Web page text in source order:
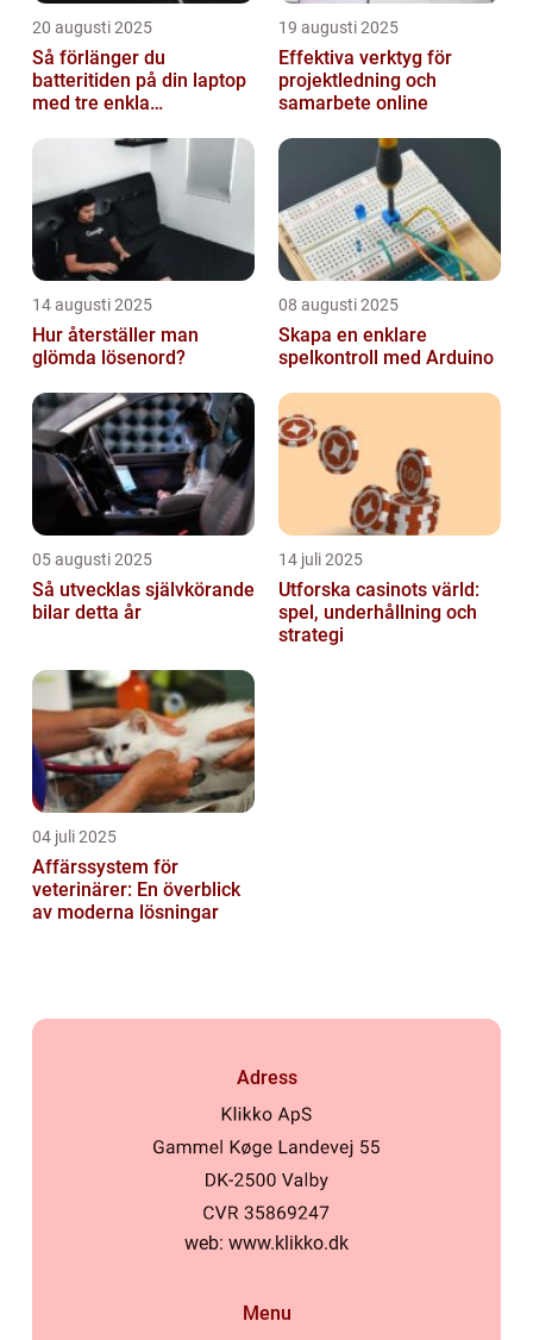
20 augusti 2025
Så förlänger du
batteritiden på din laptop
med tre enkla
19 augusti 2025
Effektiva verktyg för
projektledning och
samarbete online
14 augusti 2025
Hur återställer man
glömda lösenord?
08 augusti 2025
Skapa en enklare
spelkontroll med Arduino
05 augusti 2025
Så utvecklas självkörande
bilar detta år
14 juli 2025
Utforska casinots värld:
spel, underhållning och
strategi
04 juli 2025
Affärssystem för
veterinärer: En överblick
av moderna lösningar
Adress
web: www.klikko.dk
Menu